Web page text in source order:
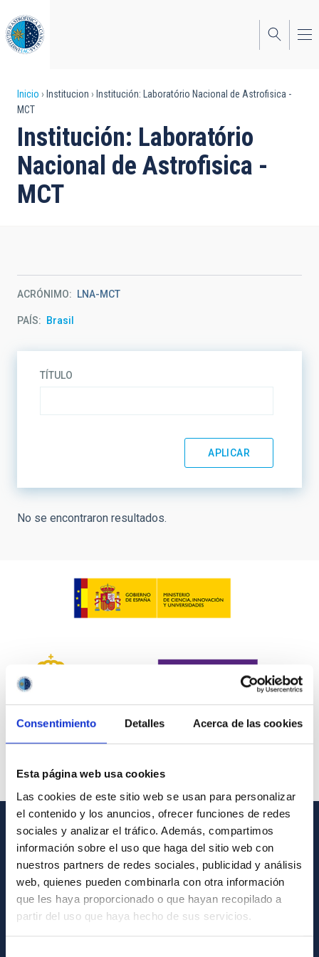
Consentimiento Detalles Acerca de las cookies
Esta página web usa cookies
Las cookies de este sitio web se usan para personalizar
el contenido y los anuncios, ofrecer funciones de redes
sociales y analizar el tráfico. Además, compartimos
información sobre el uso que haga del sitio web con
nuestros partners de redes sociales, publicidad y análisis
web, quienes pueden combinarla con otra información
que les haya proporcionado o que hayan recopilado a
partir del uso que haya hecho de sus servicios.
al
contenido
principal
Sobrescribir
enlaces
de
ayuda
a
Inicio Institucion
Institución: Laboratório Nacional de Astrofisica -
MCT
Institución: Laboratório
Nacional de Astrofisica -
MCT
ACRÓNIMO LNA-MCT
PAÍS Brasil
TÍTULO
No se encontraron resultados.
INFORMACIÓN GENERAL
Contacto
Cómo llegar al IAC
Directorio de personal